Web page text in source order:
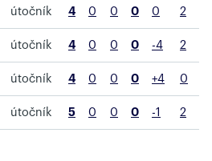
útočník 4 0 0 0 0 2
útočník 4 0 0 0 -4 2
útočník 4 0 0 0 +4 0
útočník 5 0 0 0 -1 2